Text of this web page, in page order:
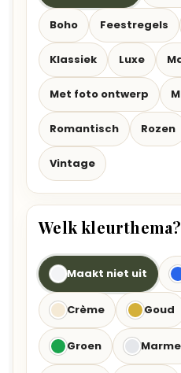
Boho Feestregels
Klassiek Luxe
Met foto ontwerp
Romantisch Rozen
Vintage
Welk kleurthema?
Maakt niet uit
Crème Goud
Groen